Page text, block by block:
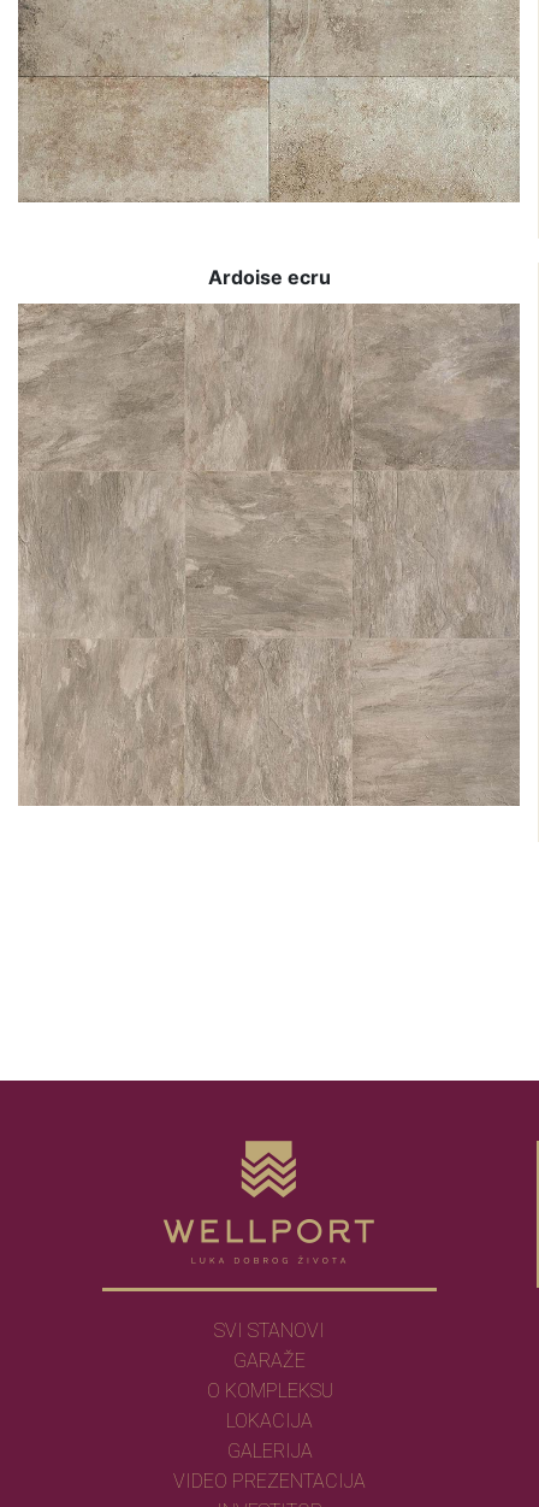
Ardoise ecru
SVI STANOVI
GARAŽE
O KOMPLEKSU
LOKACIJA
GALERIJA
VIDEO PREZENTACIJA